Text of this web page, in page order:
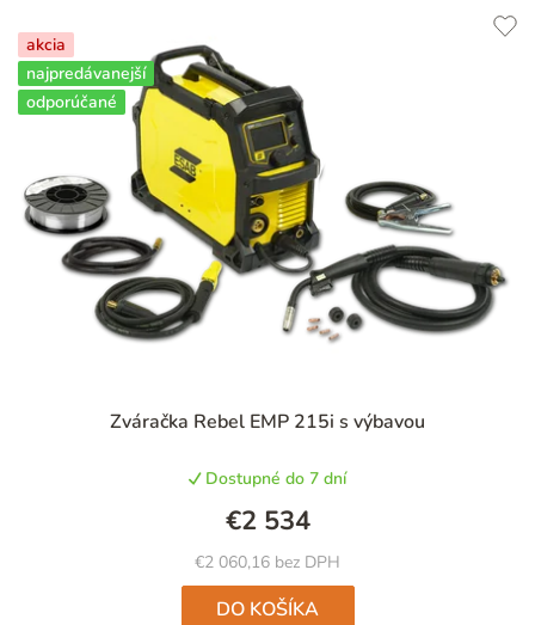
akcia
najpredávanejší
odporúčané
Zváračka Rebel EMP 215i s výbavou
hodnotenie
je
5,0
z
5
hviezdičiek.
Dostupné do 7 dní
€2 060,16 bez DPH
€2 534
DO KOŠÍKA